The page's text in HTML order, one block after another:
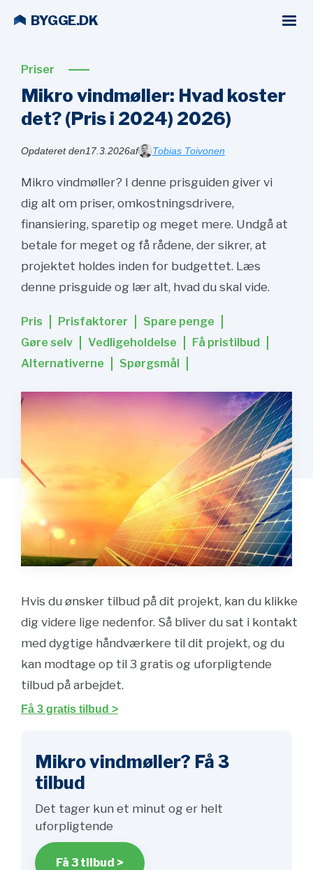
BYGGE.DK
Priser
Mikro vindmøller: Hvad koster
det? (Pris i 2024) 2026)
Opdateret den17.3.2026af Tobias Toivonen
Mikro vindmøller? I denne prisguiden giver vi
dig alt om priser, omkostningsdrivere,
finansiering, sparetip og meget mere. Undgå at
betale for meget og få rådene, der sikrer, at
projektet holdes inden for budgettet. Læs
denne prisguide og lær alt, hvad du skal vide.
Pris Prisfaktorer
Spare penge
Gøre selv
Vedligeholdelse
Få pristilbud
Alternativerne
Spørgsmål
Hvis du ønsker tilbud på dit projekt, kan du klikke
dig videre lige nedenfor. Så bliver du sat i kontakt
med dygtige håndværkere til dit projekt, og du
kan modtage op til 3 gratis og uforpligtende
tilbud på arbejdet.
Få 3 gratis tilbud >
Mikro vindmøller? Få 3
tilbud
Det tager kun et minut og er helt
uforpligtende
Få 3 tilbud >